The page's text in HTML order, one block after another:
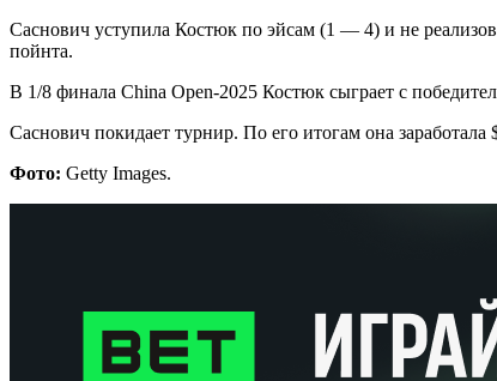
Саснович уступила Костюк по эйсам (1 — 4) и не
пойнта.
В 1/8 финала China Open-2025 Костюк сыграет с
Саснович покидает турнир. По его итогам она заработала
Фото: Getty Images.